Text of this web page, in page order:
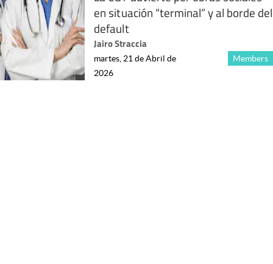
en situación “terminal” y al borde del
default
Jairo Straccia
Members
martes, 21 de Abril de
2026